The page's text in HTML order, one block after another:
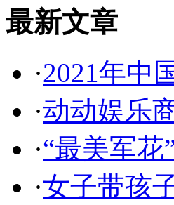
最新文章
·2021年中
·动动娱乐
·“最美军
·女子带孩